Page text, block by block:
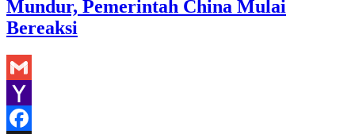
Mundur, Pemerintah China Mulai
Bereaksi
Gmail
Yahoo